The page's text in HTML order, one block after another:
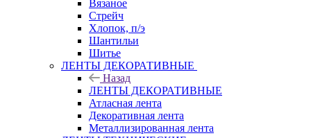
Вязаное
Стрейч
Хлопок, п/э
Шантильи
Шитье
ЛЕНТЫ ДЕКОРАТИВНЫЕ
Назад
ЛЕНТЫ ДЕКОРАТИВНЫЕ
Атласная лента
Декоративная лента
Металлизированная лента